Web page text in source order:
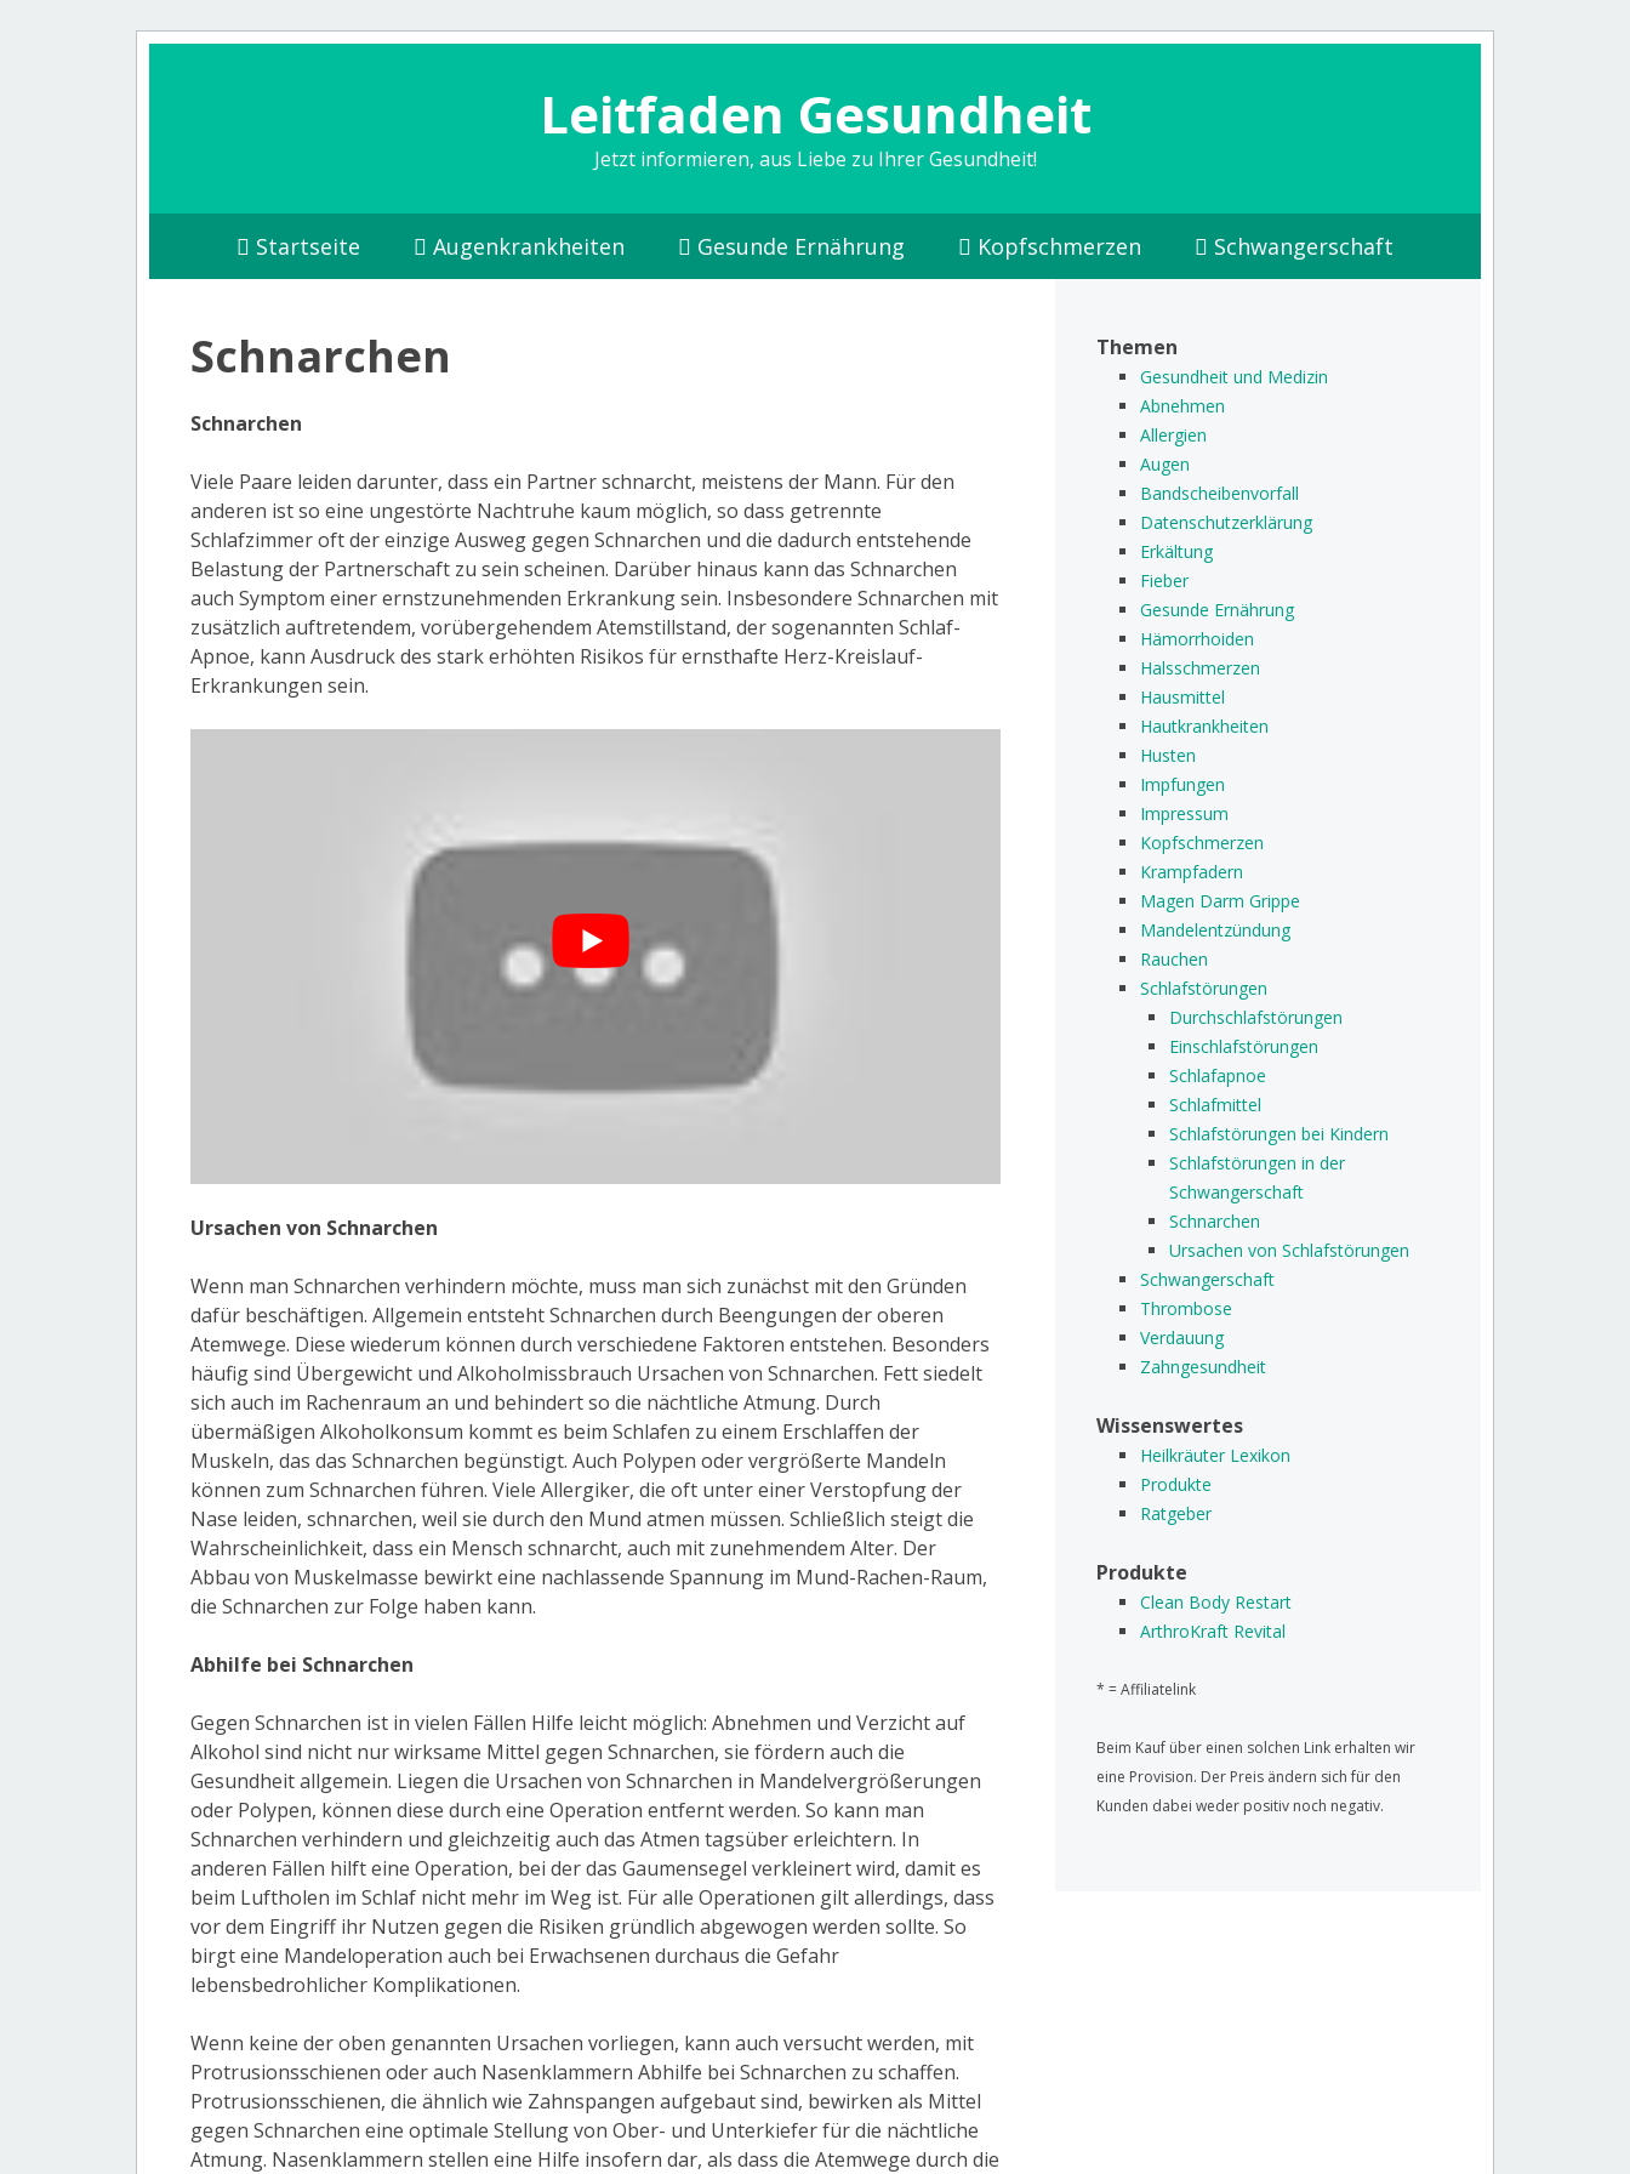
Leitfaden Gesundheit
Jetzt informieren, aus Liebe zu Ihrer Gesundheit!
Startseite Augenkrankheiten Gesunde Ernährung Kopfschmerzen Schwangerschaft
Schnarchen
Schnarchen
Viele Paare leiden darunter, dass ein Partner schnarcht, meistens der Mann. Für den
anderen ist so eine ungestörte Nachtruhe kaum möglich, so dass getrennte
Schlafzimmer oft der einzige Ausweg gegen Schnarchen und die dadurch entstehende
Belastung der Partnerschaft zu sein scheinen. Darüber hinaus kann das Schnarchen
auch Symptom einer ernstzunehmenden Erkrankung sein. Insbesondere Schnarchen mit
zusätzlich auftretendem, vorübergehendem Atemstillstand, der sogenannten Schlaf-
Apnoe, kann Ausdruck des stark erhöhten Risikos für ernsthafte Herz-Kreislauf-
Erkrankungen sein.
Ursachen von Schnarchen
Wenn man Schnarchen verhindern möchte, muss man sich zunächst mit den Gründen
dafür beschäftigen. Allgemein entsteht Schnarchen durch Beengungen der oberen
Atemwege. Diese wiederum können durch verschiedene Faktoren entstehen. Besonders
häufig sind Übergewicht und Alkoholmissbrauch Ursachen von Schnarchen. Fett siedelt
sich auch im Rachenraum an und behindert so die nächtliche Atmung. Durch
übermäßigen Alkoholkonsum kommt es beim Schlafen zu einem Erschlaffen der
Muskeln, das das Schnarchen begünstigt. Auch Polypen oder vergrößerte Mandeln
können zum Schnarchen führen. Viele Allergiker, die oft unter einer Verstopfung der
Nase leiden, schnarchen, weil sie durch den Mund atmen müssen. Schließlich steigt die
Wahrscheinlichkeit, dass ein Mensch schnarcht, auch mit zunehmendem Alter. Der
Abbau von Muskelmasse bewirkt eine nachlassende Spannung im Mund-Rachen-Raum,
die Schnarchen zur Folge haben kann.
Abhilfe bei Schnarchen
Gegen Schnarchen ist in vielen Fällen Hilfe leicht möglich: Abnehmen und Verzicht auf
Alkohol sind nicht nur wirksame Mittel gegen Schnarchen, sie fördern auch die
Gesundheit allgemein. Liegen die Ursachen von Schnarchen in Mandelvergrößerungen
oder Polypen, können diese durch eine Operation entfernt werden. So kann man
Schnarchen verhindern und gleichzeitig auch das Atmen tagsüber erleichtern. In
anderen Fällen hilft eine Operation, bei der das Gaumensegel verkleinert wird, damit es
beim Luftholen im Schlaf nicht mehr im Weg ist. Für alle Operationen gilt allerdings, dass
vor dem Eingriff ihr Nutzen gegen die Risiken gründlich abgewogen werden sollte. So
birgt eine Mandeloperation auch bei Erwachsenen durchaus die Gefahr
lebensbedrohlicher Komplikationen.
Wenn keine der oben genannten Ursachen vorliegen, kann auch versucht werden, mit
Protrusionsschienen oder auch Nasenklammern Abhilfe bei Schnarchen zu schaffen.
Protrusionsschienen, die ähnlich wie Zahnspangen aufgebaut sind, bewirken als Mittel
gegen Schnarchen eine optimale Stellung von Ober- und Unterkiefer für die nächtliche
Atmung. Nasenklammern stellen eine Hilfe insofern dar, als dass die Atemwege durch die
Themen
Gesundheit und Medizin
Abnehmen
Allergien
Augen
Bandscheibenvorfall
Datenschutzerklärung
Erkältung
Fieber
Gesunde Ernährung
Hämorrhoiden
Halsschmerzen
Hausmittel
Hautkrankheiten
Husten
Impfungen
Impressum
Kopfschmerzen
Krampfadern
Magen Darm Grippe
Mandelentzündung
Rauchen
Schlafstörungen
Durchschlafstörungen
Einschlafstörungen
Schlafapnoe
Schlafmittel
Schlafstörungen bei Kindern
Schlafstörungen in der
Schwangerschaft
Schnarchen
Ursachen von Schlafstörungen
Schwangerschaft
Thrombose
Verdauung
Zahngesundheit
Wissenswertes
Heilkräuter Lexikon
Produkte
Ratgeber
Produkte
Clean Body Restart
ArthroKraft Revital
* = Affiliatelink
Beim Kauf über einen solchen Link erhalten wir
eine Provision. Der Preis ändern sich für den
Kunden dabei weder positiv noch negativ.